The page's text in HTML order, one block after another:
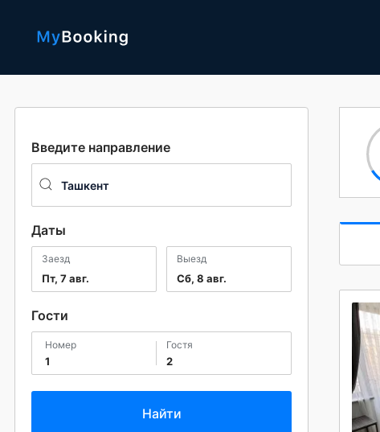
Введите направление
Даты
Заезд
Пт, 7 авг.
Выезд
Сб, 8 авг.
Гости
1
номер
2
гостя